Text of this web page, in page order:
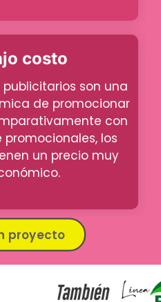
costo
publicitarios son una
de promocionar
con
los
un precio muy
proyecto